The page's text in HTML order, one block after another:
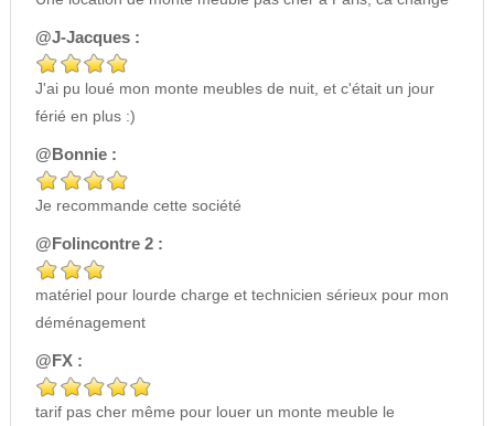
@J-Jacques :
J'ai pu loué mon monte meubles de nuit, et c'était un jour
férié en plus :)
@Bonnie :
Je recommande cette société
@Folincontre 2 :
matériel pour lourde charge et technicien sérieux pour mon
déménagement
@FX :
tarif pas cher même pour louer un monte meuble le